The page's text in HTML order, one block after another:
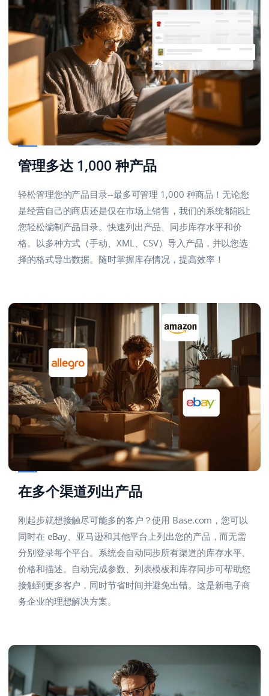
管理多达 1,000 种产品
轻松管理您的产品目录--最多可管理 1,000 种商品！无论您
是经营自己的商店还是仅在市场上销售，我们的系统都能让
您轻松编制产品目录。快速列出产品、同步库存水平和价
格。以多种方式（手动、XML、CSV）导入产品，并以您选
择的格式导出数据。随时掌握库存情况，提高效率！
在多个渠道列出产品
刚起步就想接触尽可能多的客户？使用 Base.com，您可以
同时在 eBay、亚马逊和其他平台上列出您的产品，而无需
分别登录每个平台。系统会自动同步所有渠道的库存水平、
价格和描述。自动完成参数、列表模板和库存同步可帮助您
接触到更多客户，同时节省时间并避免出错。这是新电子商
务企业的理想解决方案。